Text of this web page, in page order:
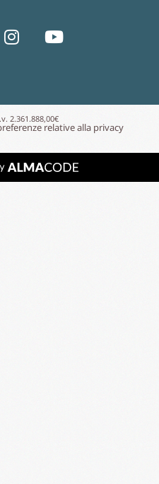
2.361.888,00€
relative alla privacy